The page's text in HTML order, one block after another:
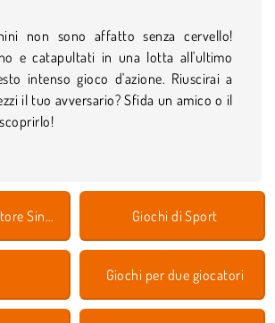
non sono affatto senza cervello!
e catapultati in una lotta all'ultimo
intenso gioco d'azione. Riuscirai a
il tuo avversario? Sfida un amico o il
Giochi per Giocatore Singolo Giochi di Sport
Giochi per due giocatori